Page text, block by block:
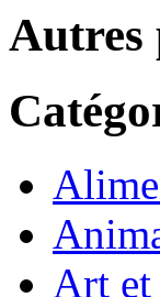
Autres
Art